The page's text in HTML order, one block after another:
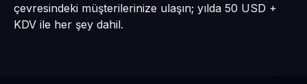
çevresindeki müşterilerinize ulaşın; yılda 50 USD +
KDV ile her şey dahil.